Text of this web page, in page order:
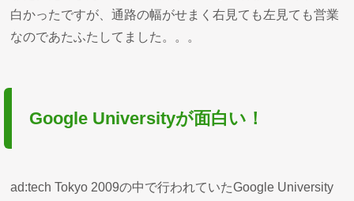
白かったですが、通路の幅がせまく右見ても左見ても営業
なのであたふたしてました。。。
Google Universityが面白い！
ad:tech Tokyo 2009の中で行われていたGoogle University